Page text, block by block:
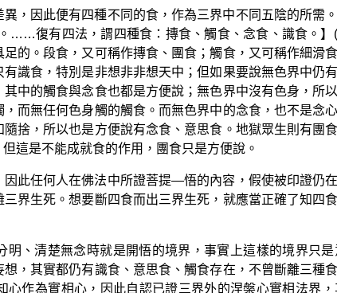
，因此便有四種不同的食，作為三界中不同五陰的所需
……復有四法，謂四種食：摶食、觸食、念食、識食。
的。段食，又可稱作摶食、團食；觸食，又可稱作細滑
識食，特別是非想非非想天中；但如果要說無色界中仍
中的觸食與念食也都是方便說；無色界中沒有色身，所
而無任何色身觸的觸食。而無色界中的念食，也不是念
捨，所以也是方便說有念食、意思食。地獄眾生則有團
這是不能成就食的作用，團食只是方便說。
此任何人在佛法中所證菩提—悟的內容，假使被印證仍
界生死。想要斷四食而出三界生死，就應當正確了知四
明、清楚無念時就是開悟的境界，事實上這樣的境界只
，其實都仍有識食、意思食、觸食存在，不曾斷離三種
心作為實相心，因此自認已證三界外的涅槃心實相法界